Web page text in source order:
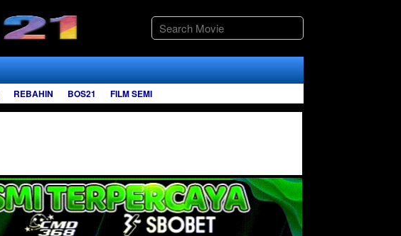
REBAHIN BOS21 FILM SEMI